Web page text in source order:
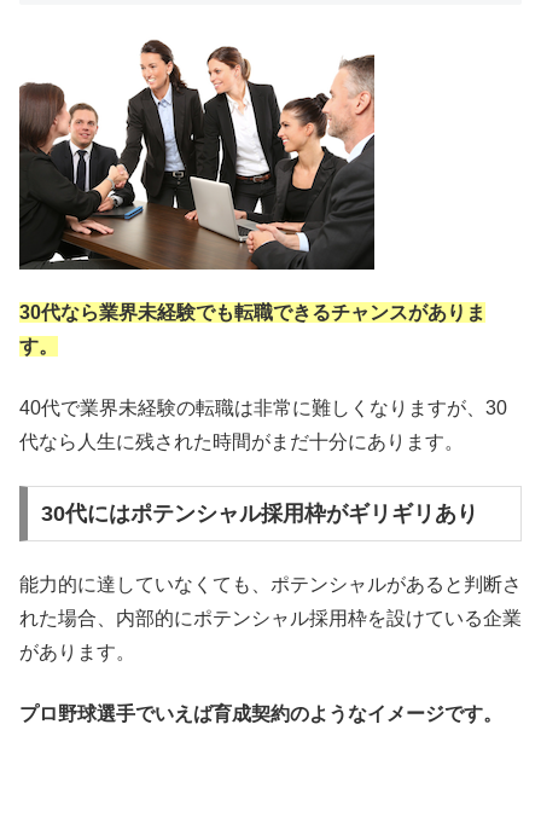
30代なら業界未経験でも転職できるチャンスがありま
す。
40代で業界未経験の転職は非常に難しくなりますが、30
代なら人生に残された時間がまだ十分にあります。
30代にはポテンシャル採用枠がギリギリあり
能力的に達していなくても、ポテンシャルがあると判断さ
れた場合、内部的にポテンシャル採用枠を設けている企業
があります。
プロ野球選手でいえば育成契約のようなイメージです。